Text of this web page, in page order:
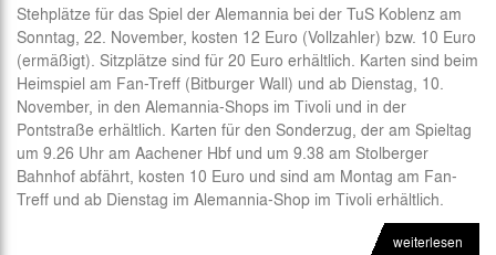
Stehplätze für das Spiel der Alemannia bei der TuS Koblenz am
Sonntag, 22. November, kosten 12 Euro (Vollzahler) bzw. 10 Euro
(ermäßigt). Sitzplätze sind für 20 Euro erhältlich. Karten sind beim
Heimspiel am Fan-Treff (Bitburger Wall) und ab Dienstag, 10.
November, in den Alemannia-Shops im Tivoli und in der
Pontstraße erhältlich. Karten für den Sonderzug, der am Spieltag
um 9.26 Uhr am Aachener Hbf und um 9.38 am Stolberger
Bahnhof abfährt, kosten 10 Euro und sind am Montag am Fan-
Treff und ab Dienstag im Alemannia-Shop im Tivoli erhältlich.
weiterlesen